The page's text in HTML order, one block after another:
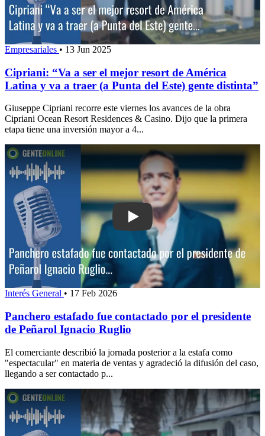
Empresariales • 13 Jun 2025
Cipriani: “Va a ser el mejor resort de América
Latina y va a traer (a Punta del Este) gente distinta”
Giuseppe Cipriani recorre este viernes los avances de la obra
Cipriani Ocean Resort Residences & Casino. Dijo que la primera
etapa tiene una inversión mayor a 4...
Play: Panchero estafado fue
Interés General • 17 Feb 2026
Panchero estafado fue contactado por el presidente
de Peñarol Ignacio Ruglio
El comerciante describió la jornada posterior a la estafa como
"espectacular" en materia de ventas y agradeció la difusión del caso,
llegando a ser contactado p...